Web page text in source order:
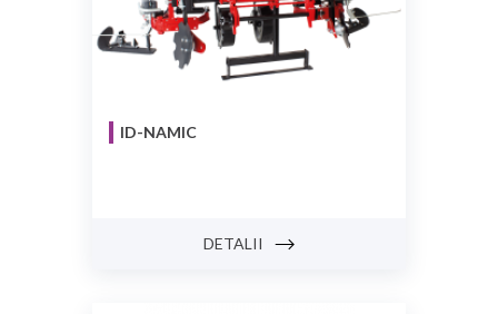
ID-NAMIC
DETALII